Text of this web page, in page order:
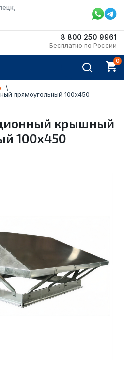
Бесплатно по России
8 800 250 9961
  \
прямоугольный 100х450
крышный
100х450